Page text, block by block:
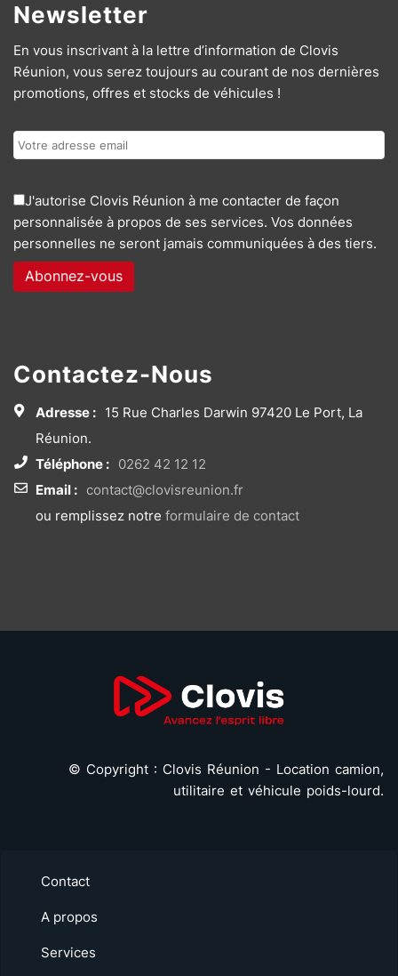
Newsletter
En vous inscrivant à la lettre d’information de Clovis
Réunion, vous serez toujours au courant de nos dernières
promotions, offres et stocks de véhicules !
J'autorise Clovis Réunion à me contacter de façon
personnalisée à propos de ses services. Vos données
personnelles ne seront jamais communiquées à des tiers.
Contactez-Nous
Adresse : 15 Rue Charles Darwin 97420 Le Port, La
Réunion.
Téléphone : 0262 42 12 12
Email : contact@clovisreunion.fr
ou remplissez notre formulaire de contact
© Copyright : Clovis Réunion - Location camion,
utilitaire et véhicule poids-lourd.
Contact
A propos
Services